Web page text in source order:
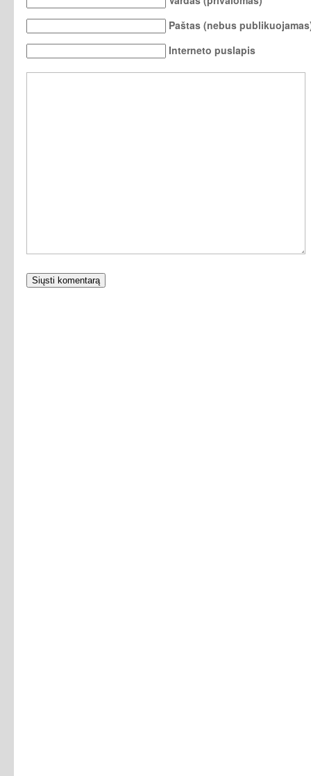
Paštas (nebus
Interneto puslapis